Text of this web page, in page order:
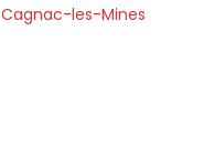
Cagnac-les-Mines